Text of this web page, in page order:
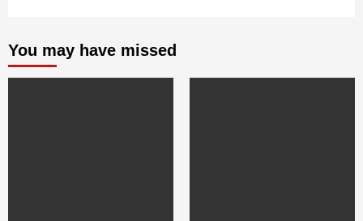
You may have missed